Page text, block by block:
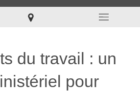
du travail : un
pour